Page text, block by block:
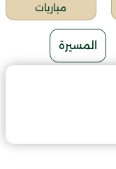
مباريات
المسيرة